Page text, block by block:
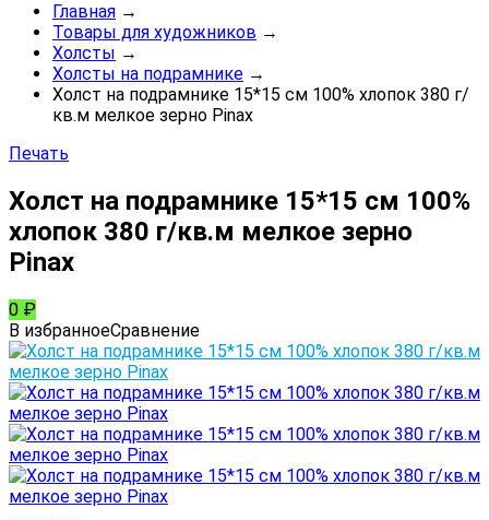
Главная →
Товары для художников →
Холсты →
Холсты на подрамнике →
Холст на подрамнике 15*15 см 100% хлопок 380 г/
кв.м мелкое зерно Pinax
Печать
Холст на подрамнике 15*15 см 100%
хлопок 380 г/кв.м мелкое зерно
Pinax
0 ₽
В избранноеСравнение